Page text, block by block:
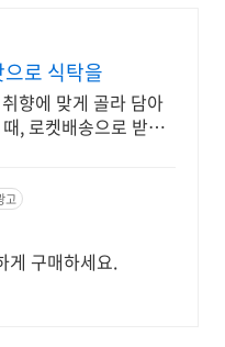
로 식탁을
향에 맞게 골라 담아
, 로켓배송으로 받은
고
게 구매하세요.